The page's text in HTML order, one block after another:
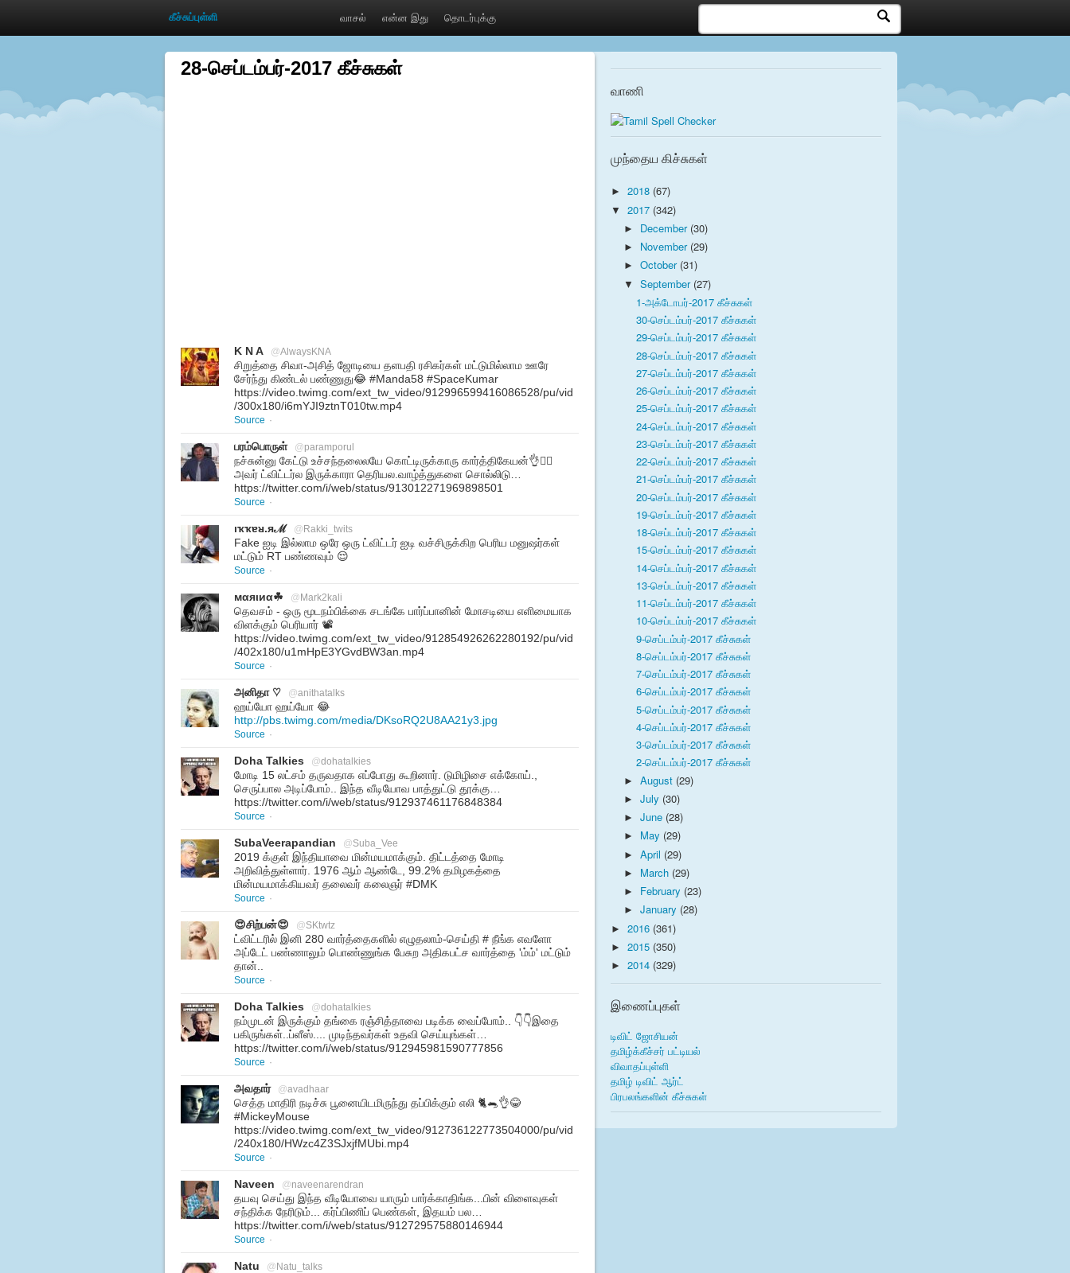
கீச்சுப்புள்ளி வாசல் என்ன இது தொடர்புக்கு
28-செப்டம்பர்-2017 கீச்சுகள்
K N A @AlwaysKNA
சிறுத்தை சிவா-அசித் ஜோடியை தளபதி ரசிகர்கள் மட்டுமில்லாம ஊரே
சேர்ந்து கிண்டல் பண்ணுது😂 #Manda58 #SpaceKumar
https://video.twimg.com/ext_tw_video/912996599416086528/pu/vid
/300x180/i6mYJI9ztnT010tw.mp4
Source ·
பரம்பொருள் @paramporul
நச்சுன்னு கேட்டு உச்சந்தலைலயே கொட்டிருக்காரு கார்த்திகேயன்👌👍🏼
அவர் ட்விட்டர்ல இருக்காரா தெரியல.வாழ்த்துகளை சொல்லிடு…
https://twitter.com/i/web/status/913012271969898501
Source ·
ıҡҡɐᴚ.яℳ @ Rakki_twits
Fake ஐடி இல்லாம ஒரே ஒரு ட்விட்டர் ஐடி வச்சிருக்கிற பெரிய மனுஷர்கள்
மட்டும் RT பண்ணவும் 😌
Source ·
мαяιиα☘ @ Mark2kali
தெவசம் - ஒரு மூடநம்பிக்கை சடங்கே பார்ப்பானின் மோசடியை எளிமையாக
விளக்கும் பெரியார் 📽️
https://video.twimg.com/ext_tw_video/912854926262280192/pu/vid
/402x180/u1mHpE3YGvdBW3an.mp4
Source ·
அனிதா ♡ @anithatalks
ஹய்யோ ஹய்யோ 😂
http://pbs.twimg.com/media/DKsoRQ2U8AA21y3.jpg
Source ·
Doha Talkies @dohatalkies
மோடி 15 லட்சம் தருவதாக எப்போது கூறினார். டுமிழிசை எக்கோய்.,
செருப்பால அடிப்போம்.. இந்த வீடியோவ பாத்துட்டு தூக்கு…
https://twitter.com/i/web/status/912937461176848384
Source ·
SubaVeerapandian @Suba_Vee
2019 க்குள் இந்தியாவை மின்மயமாக்கும். திட்டத்தை மோடி
அறிவித்துள்ளார். 1976 ஆம் ஆண்டே, 99.2% தமிழகத்தை
மின்மயமாக்கியவர் தலைவர் கலைஞர் #DMK
Source ·
😍சிற்பன்😍 @SKtwtz
ட்விட்டரில் இனி 280 வார்த்தைகளில் எழுதலாம்-செய்தி # நீங்க எவளோ
அப்டேட் பண்ணாலும் பொண்ணுங்க பேசுற அதிகபட்ச வார்த்தை 'ம்ம்' மட்டும்
தான்..
Source ·
Doha Talkies @dohatalkies
நம்முடன் இருக்கும் தங்கை ரஞ்சித்தாவை படிக்க வைப்போம்.. 👇👇இதை
பகிருங்கள்..ப்ளீஸ்.... முடிந்தவர்கள் உதவி செய்யுங்கள்…
https://twitter.com/i/web/status/912945981590777856
Source ·
அவதார் @avadhaar
செத்த மாதிரி நடிச்சு பூனையிடமிருந்து தப்பிக்கும் எலி 🐈🐀👌😂
#MickeyMouse
https://video.twimg.com/ext_tw_video/912736122773504000/pu/vid
/240x180/HWzc4Z3SJxjfMUbi.mp4
Source ·
Naveen @naveenarendran
தயவு செய்து இந்த வீடியோவை யாரும் பார்க்காதிங்க...பின் விளைவுகள்
சந்திக்க நேரிடும்... கர்ப்பிணிப் பெண்கள், இதயம் பல…
https://twitter.com/i/web/status/912729575880146944
Source ·
Natu @ Natu_talks
வாணி
முந்தைய கிச்சுகள்
► 2018 (67)
▼ 2017 (342)
► December (30)
► November (29)
► October (31)
▼ September (27)
1-அக்டோபர்-2017 கீச்சுகள்
30-செப்டம்பர்-2017 கீச்சுகள்
29-செப்டம்பர்-2017 கீச்சுகள்
28-செப்டம்பர்-2017 கீச்சுகள்
27-செப்டம்பர்-2017 கீச்சுகள்
26-செப்டம்பர்-2017 கீச்சுகள்
25-செப்டம்பர்-2017 கீச்சுகள்
24-செப்டம்பர்-2017 கீச்சுகள்
23-செப்டம்பர்-2017 கீச்சுகள்
22-செப்டம்பர்-2017 கீச்சுகள்
21-செப்டம்பர்-2017 கீச்சுகள்
20-செப்டம்பர்-2017 கீச்சுகள்
19-செப்டம்பர்-2017 கீச்சுகள்
18-செப்டம்பர்-2017 கீச்சுகள்
15-செப்டம்பர்-2017 கீச்சுகள்
14-செப்டம்பர்-2017 கீச்சுகள்
13-செப்டம்பர்-2017 கீச்சுகள்
11-செப்டம்பர்-2017 கீச்சுகள்
10-செப்டம்பர்-2017 கீச்சுகள்
9-செப்டம்பர்-2017 கீச்சுகள்
8-செப்டம்பர்-2017 கீச்சுகள்
7-செப்டம்பர்-2017 கீச்சுகள்
6-செப்டம்பர்-2017 கீச்சுகள்
5-செப்டம்பர்-2017 கீச்சுகள்
4-செப்டம்பர்-2017 கீச்சுகள்
3-செப்டம்பர்-2017 கீச்சுகள்
2-செப்டம்பர்-2017 கீச்சுகள்
► August (29)
► July (30)
► June (28)
► May (29)
► April (29)
► March (29)
► February (23)
► January (28)
► 2016 (361)
► 2015 (350)
► 2014 (329)
இணைப்புகள்
டிவிட் ஜோசியன்
தமிழ்க்கீச்சர் பட்டியல்
விவாதப்புள்ளி
தமிழ் டிவிட் ஆர்ட்
பிரபலங்களின் கீச்சுகள்